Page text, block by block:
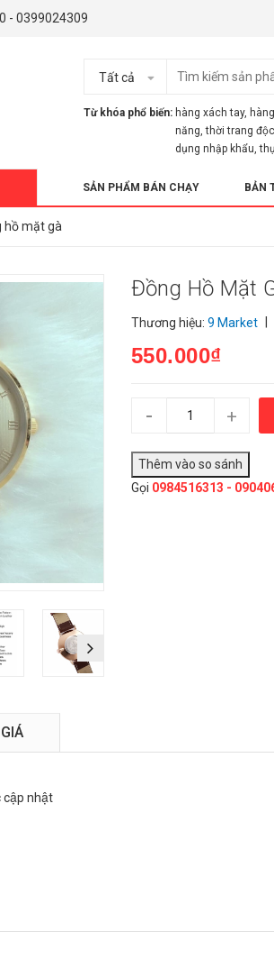
- 0399024309
Tất cả
Từ khóa phổ biến: hàng xách tay,
năng,thời trang
dụng nhập khẩu,
SẢN PHẨM BÁN CHẠY BẢN
hồ mặt gà
Đồng Hồ Mặt
Thương hiệu: 9 Market
550.000₫
- +
Gọi 0984516313 -
cập nhật
Đồng hồ
550.000₫